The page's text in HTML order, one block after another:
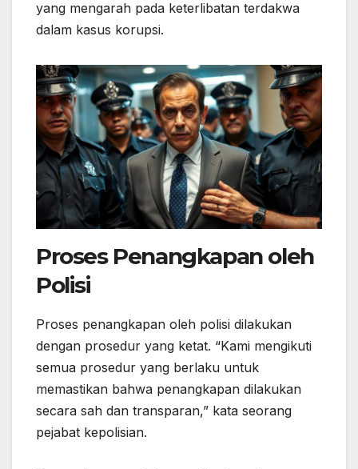
yang mengarah pada keterlibatan terdakwa
dalam kasus korupsi.
Proses Penangkapan oleh
Polisi
Proses penangkapan oleh polisi dilakukan
dengan prosedur yang ketat. “Kami mengikuti
semua prosedur yang berlaku untuk
memastikan bahwa penangkapan dilakukan
secara sah dan transparan,” kata seorang
pejabat kepolisian.